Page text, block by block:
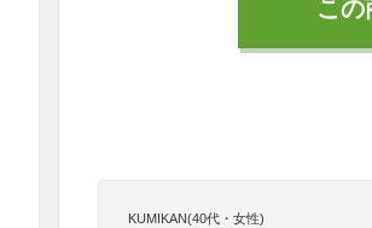
こ
KUMIKAN(40代・女性)